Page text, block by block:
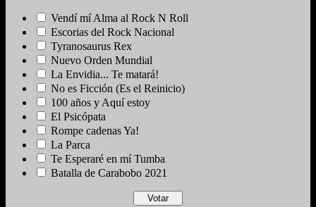
Vendí mí Alma al Rock N Roll
Escorias del Rock Nacional
Tyranosaurus Rex
Nuevo Orden Mundial
La Envidia... Te matará!
No es Ficción (Es el Reinicio)
100 años y Aquí estoy
El Psicópata
Rompe cadenas Ya!
La Parca
Te Esperaré en mí Tumba
Batalla de Carabobo 2021